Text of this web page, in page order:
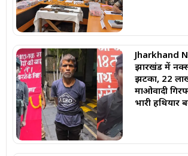
Jharkhand
झारखंड में
झटका, 22
माओवादी
भारी हथियार